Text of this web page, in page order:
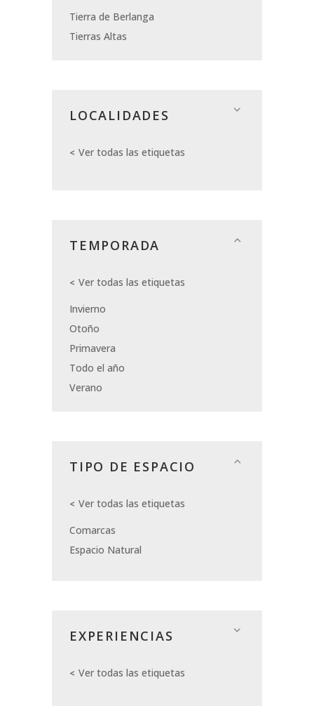
Tierra de Berlanga
Tierras Altas
LOCALIDADES
Ver todas las etiquetas
TEMPORADA
Ver todas las etiquetas
Invierno
Otoño
Primavera
Todo el año
Verano
TIPO DE ESPACIO
Ver todas las etiquetas
Comarcas
Espacio Natural
EXPERIENCIAS
Ver todas las etiquetas